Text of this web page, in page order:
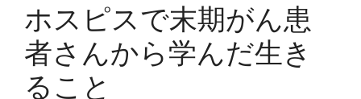
ホスピスで末期がん患
者さんから学んだ生き
ること